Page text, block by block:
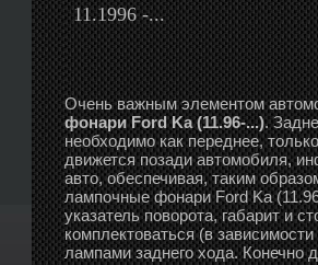
11.1996 -...
Очень важным элементом
фонари Ford Ka (11.96-...).
необходимо как переднее,
движется позади автомобиля,
авто, обеспечивая, таким
лампочные фонари Ford Ka
указатель поворота, габарит и
комплектоваться (в
лампами заднего хода. Конечно